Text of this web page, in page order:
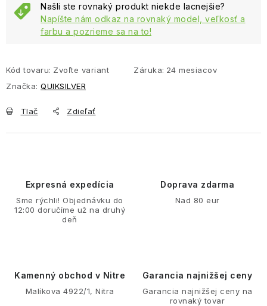
Našli ste rovnaký produkt niekde lacnejšie?
Napíšte nám odkaz na rovnaký model, veľkosť a
farbu a pozrieme sa na to!
Kód tovaru: Zvoľte variant Záruka: 24 mesiacov
Značka: QUIKSILVER
Tlač Zdieľať
Expresná expedícia
Sme rýchli! Objednávku do
12:00 doručíme už na druhý
deň
Doprava zdarma
Nad 80 eur
Kamenný obchod v Nitre
Malíkova 4922/1, Nitra
Garancia najnižšej ceny
Garancia najnižšej ceny na
rovnaký tovar